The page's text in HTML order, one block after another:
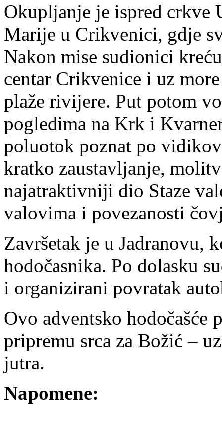
Okupljanje je ispred crkve
Marije u Crikvenici, gdje
Nakon mise sudionici
centar Crikvenice i uz
plaže rivijere. Put potom
pogledima na Krk i
poluotok poznat po
kratko zaustavljanje,
najatraktivniji dio Staze
valovima i povezanosti
Završetak je u Jadranovu,
hodočasnika. Po dolasku
i organizirani povratak
Ovo adventsko
pripremu srca za Božić –
jutra.
Napomene: